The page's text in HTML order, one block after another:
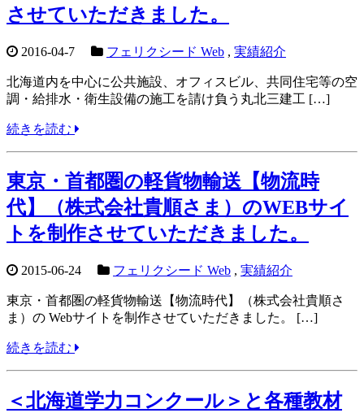
させていただきました。
2016-04-7 フェリクシード Web , 実績紹介
北海道内を中心に公共施設、オフィスビル、共同住宅等の空
調・給排水・衛生設備の施工を請け負う丸北三建工 […]
続きを読む
東京・首都圏の軽貨物輸送【物流時
代】（株式会社貴順さま）のWEBサイ
トを制作させていただきました。
2015-06-24 フェリクシード Web , 実績紹介
東京・首都圏の軽貨物輸送【物流時代】（株式会社貴順さ
ま）の Webサイトを制作させていただきました。 […]
続きを読む
＜北海道学力コンクール＞と各種教材